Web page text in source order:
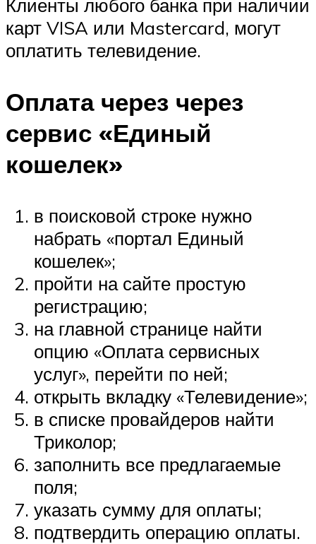
Клиенты любого банка при наличии
карт VISA или Mastercard, могут
оплатить телевидение.
Оплата через через
сервис «Единый
кошелек»
в поисковой строке нужно
набрать «портал Единый
кошелек»;
пройти на сайте простую
регистрацию;
на главной странице найти
опцию «Оплата сервисных
услуг», перейти по ней;
открыть вкладку «Телевидение»;
в списке провайдеров найти
Триколор;
заполнить все предлагаемые
поля;
указать сумму для оплаты;
подтвердить операцию оплаты.